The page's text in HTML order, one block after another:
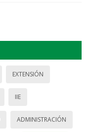
EXTENSIÓN
IIE
ADMINISTRACIÓN